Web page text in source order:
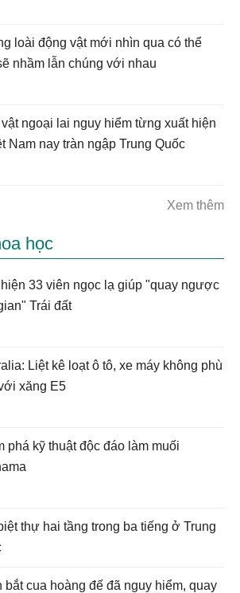
loài động vật mới nhìn qua có thể
nhầm lẫn chúng với nhau
ngoại lai nguy hiểm từng xuất hiện
Nam nay tràn ngập Trung Quốc
Xem thêm
học
hiện 33 viên ngọc lạ giúp "quay ngược
Trái đất
Liệt kê loạt ô tô, xe máy không phù
xăng E5
phá kỹ thuật độc đáo làm muối
thự hai tầng trong ba tiếng ở Trung
bắt cua hoàng đế đã nguy hiểm, quay